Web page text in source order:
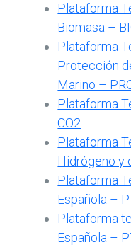
Plataforma
Biomasa –
Plataforma
Protección
Marino –
Plataforma
CO2
Plataforma
Hidrógeno y
Plataforma
Española –
Plataforma
Española –